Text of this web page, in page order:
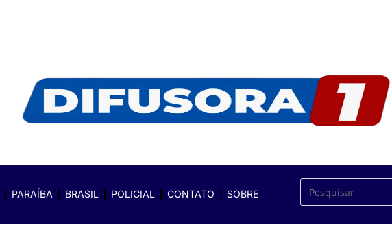
PARAÍBA BRASIL POLICIAL CONTATO SOBRE